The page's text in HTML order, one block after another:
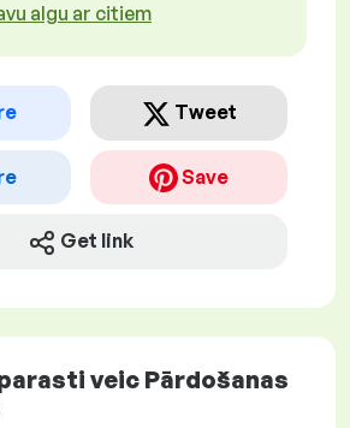
algu ar citiem
Tweet
Save
Get link
veic Pārdošanas